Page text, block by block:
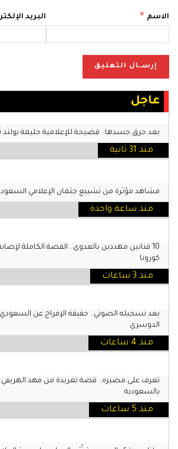
الاسم * البريد
عاجل
بعد حرق جسدها.. فضيحة للإعلامية حليمة بولند
منذ 31 ثانية
مشاهد مؤثرة من تشييع جثمان الإعلامي
منذ ساعة واحدة
10 فنانين مهددين بالعدوى.. القصة الكاملة
كورونا
منذ 3 ساعات
بعد تسجيله الصوتي.. حقيقة الإفراج عن السعودي
الدوسري
منذ 4 ساعات
تعرف على مصيره.. قصة تغريدة من فهد
بالسعودية
منذ 5 ساعات